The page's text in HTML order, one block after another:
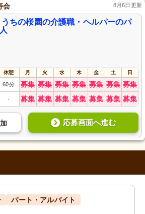
会 8月6日更新
ちの桜園の介護職・ヘルパーのパ
休憩 月 火 水 木 金 土 日
60分 募集 募集 募集 募集 募集 募集 募集
- 募集 募集 募集 募集 募集 募集 募集
応募画面へ進む
パート・アルバイト